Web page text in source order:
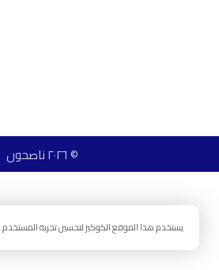
© ٢٠٢٦ ناصحون
يستخدم هذا الموقع الكوكيز لتحسين تجربة المستخدم.